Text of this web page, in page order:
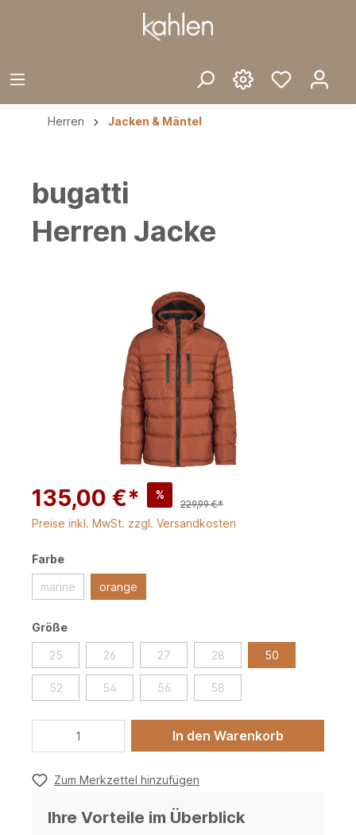
Herren Jacken & Mäntel
bugatti
Herren Jacke
135,00 €* %
229,99 €*
Preise inkl. MwSt. zzgl. Versandkosten
Farbe
marine orange
Größe
25 26 27 28 50
52 54 56 58
In den Warenkorb
Zum Merkzettel hinzufügen
Ihre Vorteile im Überblick